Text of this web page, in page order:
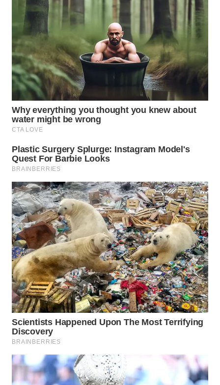
WAHANA
NEWS
WAHANA
TANI
WAHANA
ADVOKAT
WAHANA
INFRASTRUKTUR
WAHANA
KONSUMEN
WAHANA
LISTRIK
WAHANA
TRAVEL
WAHANA
TV
WAHANANEWS
ID
WAHANANEWS
CO ID
WAHANANEWS
NET